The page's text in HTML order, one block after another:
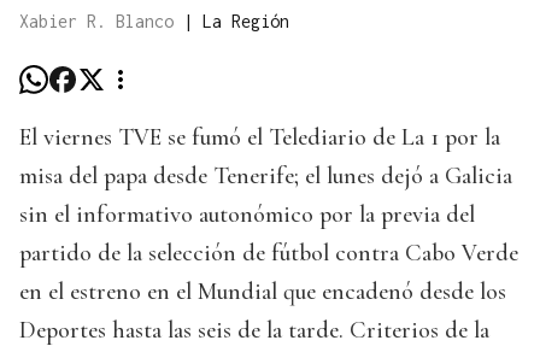
Xabier R. Blanco | La Región
El viernes TVE se fumó el Telediario de La 1 por la
misa del papa desde Tenerife; el lunes dejó a Galicia
sin el informativo autonómico por la previa del
partido de la selección de fútbol contra Cabo Verde
en el estreno en el Mundial que encadenó desde los
Deportes hasta las seis de la tarde. Criterios de la